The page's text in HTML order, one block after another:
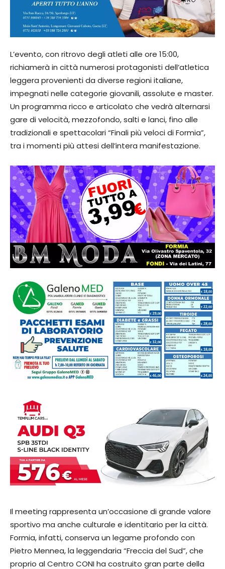
L’evento, con ritrovo degli atleti alle ore 15:00,
richiamerà in città numerosi protagonisti dell’atletica
leggera provenienti da diverse regioni italiane,
impegnati nelle categorie giovanili, assolute e master.
Un programma ricco e articolato che vedrà alternarsi
gare di velocità, mezzofondo, salti e lanci, fino alle
tradizionali e spettacolari “Finali più veloci di Formia”,
tra i momenti più attesi dell’intera manifestazione.
Il meeting rappresenta un’occasione di grande valore
sportivo ma anche culturale e identitario per la città.
Formia, infatti, conserva un legame profondo con
Pietro Mennea, la leggendaria “Freccia del Sud”, che
proprio al Centro CONI ha costruito gran parte della